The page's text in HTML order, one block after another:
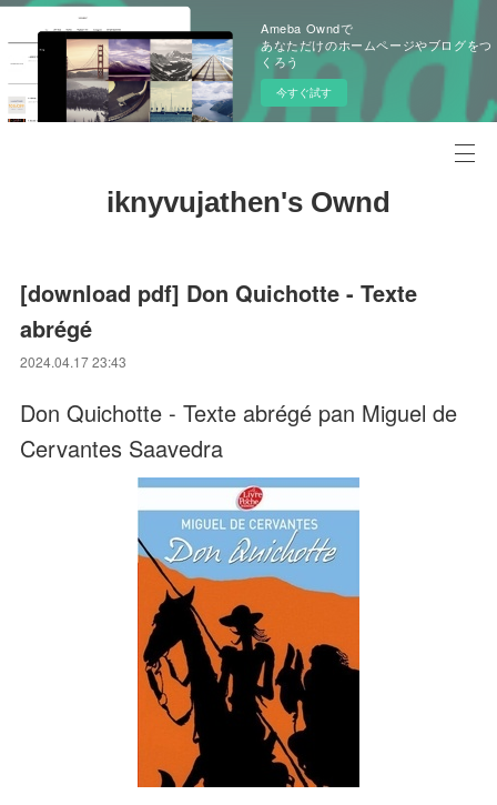
Ameba Owndで
あなただけのホームページやブログをつ
くろう
今すぐ試す
iknyvujathen's Ownd
[download pdf] Don Quichotte - Texte
abrégé
2024.04.17 23:43
Don Quichotte - Texte abrégé pan Miguel de
Cervantes Saavedra